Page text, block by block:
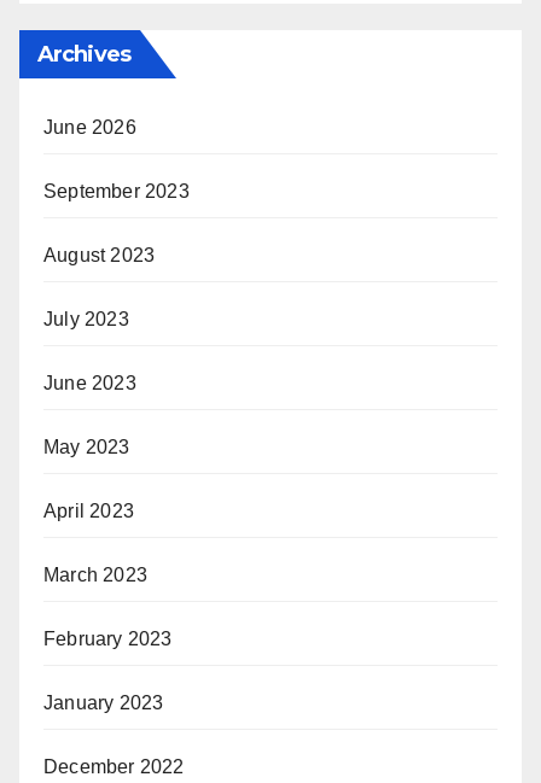
Archives
June 2026
September 2023
August 2023
July 2023
June 2023
May 2023
April 2023
March 2023
February 2023
January 2023
December 2022